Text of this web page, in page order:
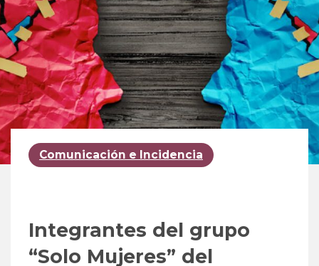
Comunicación e Incidencia
Integrantes del grupo
“Solo Mujeres” del